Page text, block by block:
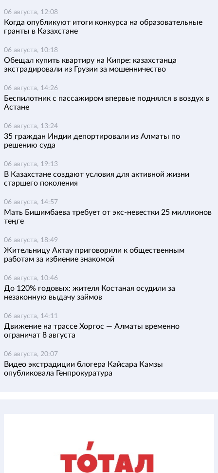
06 августа, 12:08
Когда опубликуют итоги конкурса на образовательные
гранты в Казахстане
06 августа, 10:18
Обещал купить квартиру на Кипре: казахстанца
экстрадировали из Грузии за мошенничество
06 августа, 14:26
Беспилотник с пассажиром впервые поднялся в воздух в
Астане
06 августа, 13:24
35 граждан Индии депортировали из Алматы по
решению суда
06 августа, 19:13
В Казахстане создают условия для активной жизни
старшего поколения
06 августа, 14:57
Мать Бишимбаева требует от экс-невестки 25 миллионов
теңге
06 августа, 18:49
Жительницу Актау приговорили к общественным
работам за избиение знакомой
06 августа, 10:46
До 120% годовых: жителя Костаная осудили за
незаконную выдачу займов
06 августа, 14:11
Движение на трассе Хоргос — Алматы временно
ограничат 8 августа
06 августа, 20:07
Видео экстрадиции блогера Кайсара Камзы
опубликовала Генпрокуратура